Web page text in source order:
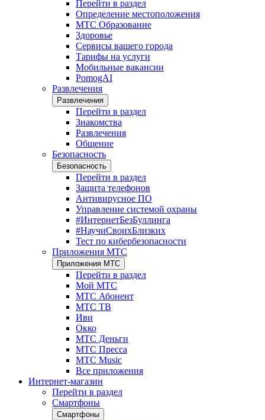
Перейти в раздел
Определение местоположения
МТС Образование
Здоровье
Сервисы вашего города
Тарифы на услуги
Мобильные вакансии
PomogAI
Развлечения
Развлечения
Перейти в раздел
Знакомства
Развлечения
Общение
Безопасность
Безопасность
Перейти в раздел
Защита телефонов
Антивирусное ПО
Управление системой охраны
#ИнтернетБезБуллинга
#НаучиСвоихБлизких
Тест по кибербезопасности
Приложения МТС
Приложения МТС
Перейти в раздел
Мой МТС
МТС Абонент
МТС ТВ
Иви
Окко
МТС Деньги
МТС Пресса
МТС Music
Все приложения
Интернет-магазин
Перейти в раздел
Смартфоны
Смартфоны